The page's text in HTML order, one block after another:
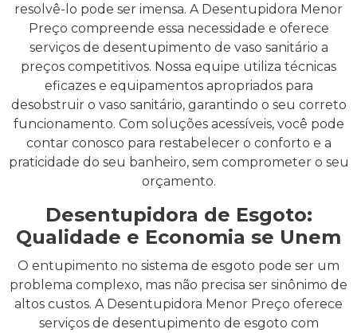
resolvê-lo pode ser imensa. A Desentupidora Menor
Preço compreende essa necessidade e oferece
serviços de desentupimento de vaso sanitário a
preços competitivos. Nossa equipe utiliza técnicas
eficazes e equipamentos apropriados para
desobstruir o vaso sanitário, garantindo o seu correto
funcionamento. Com soluções acessíveis, você pode
contar conosco para restabelecer o conforto e a
praticidade do seu banheiro, sem comprometer o seu
orçamento.
Desentupidora de Esgoto:
Qualidade e Economia se Unem
O entupimento no sistema de esgoto pode ser um
problema complexo, mas não precisa ser sinônimo de
altos custos. A Desentupidora Menor Preço oferece
serviços de desentupimento de esgoto com